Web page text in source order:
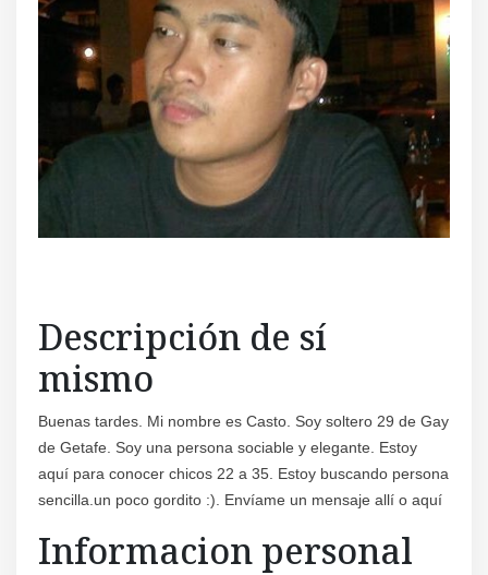
Descripción de sí
mismo
Buenas tardes. Mi nombre es Casto. Soy soltero 29 de Gay
de Getafe. Soy una persona sociable y elegante. Estoy
aquí para conocer chicos 22 a 35. Estoy buscando persona
sencilla.un poco gordito :). Envíame un mensaje allí o aquí
Informacion personal